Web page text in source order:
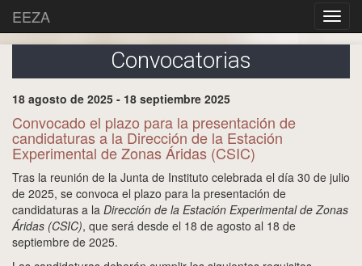
EEZA
Convocatorias
18 agosto de 2025 - 18 septiembre 2025
Convocado el plazo para la presentación de
candidaturas a la Dirección de la Estación
Experimental de Zonas Áridas (CSIC)
Tras la reunión de la Junta de Instituto celebrada el día 30 de julio
de 2025, se convoca el plazo para la presentación de
candidaturas a la Dirección de la Estación Experimental de Zonas
Áridas (CSIC), que será desde el 18 de agosto al 18 de
septiembre de 2025.